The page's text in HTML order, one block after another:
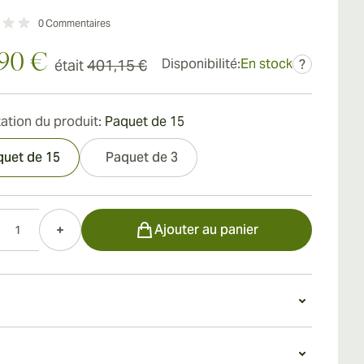
0Commentaires
€ était401,15 € Disponibilité:En stock ?
du produit: Paquet de 15
de 15 Paquet de 3
Ajouter au panier